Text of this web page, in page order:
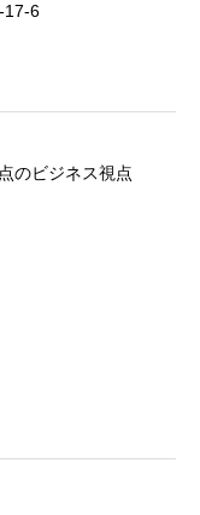
17-6
のビジネス視点